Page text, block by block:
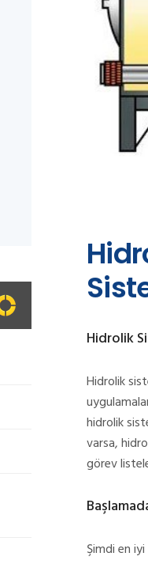
Hidrolik
Hidrolik
hidrolik
varsa,
görev
Şimdi en